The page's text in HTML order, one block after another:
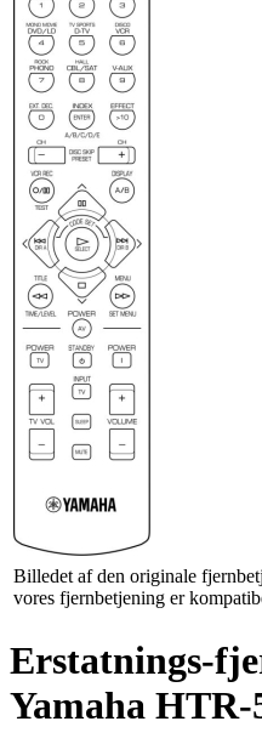
Billedet af den originale
vores fjernbetjening er
Erstatnings-
Yamaha HTR-